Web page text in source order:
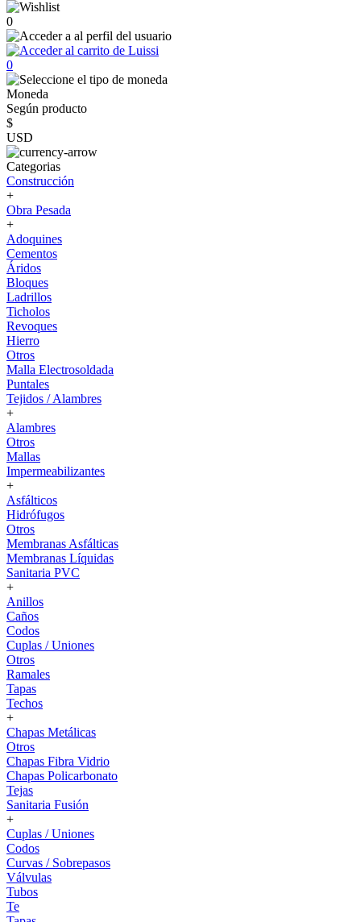
0
0
Moneda
Según producto
$
USD
Categorias
Construcción
+
Obra Pesada
+
Adoquines
Cementos
Áridos
Bloques
Ladrillos
Ticholos
Revoques
Hierro
Otros
Malla Electrosoldada
Puntales
Tejidos / Alambres
+
Alambres
Otros
Mallas
Impermeabilizantes
+
Asfálticos
Hidrófugos
Otros
Membranas Asfálticas
Membranas Líquidas
Sanitaria PVC
+
Anillos
Caños
Codos
Cuplas / Uniones
Otros
Ramales
Tapas
Techos
+
Chapas Metálicas
Otros
Chapas Fibra Vidrio
Chapas Policarbonato
Tejas
Sanitaria Fusión
+
Cuplas / Uniones
Codos
Curvas / Sobrepasos
Válvulas
Tubos
Te